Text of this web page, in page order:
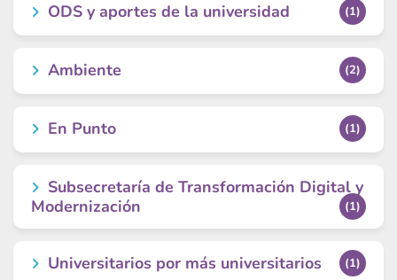
ODS y aportes de la universidad (1)
Ambiente (2)
En Punto (1)
Subsecretaría de Transformación Digital y
Modernización
(1)
Universitarios por más universitarios (1)